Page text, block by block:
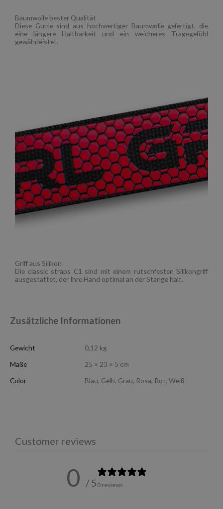
Baumwolle bester Qualität
Diese Gurte sind aus hochwertiger Baumwolle gefertigt, die
eine längere Haltbarkeit und ein weicheres Tragegefühl
gewährleistet.
Griff aus Silikon
Die classic straps C1 sind mit einem rutschfesten Silikongriff
ausgestattet, der Ihre Hand optimal an der Stange hält.
Zusätzliche Informationen
Gewicht
0,12 kg
Maße
25 × 23 × 5 cm
Color
Blau, Gelb, Grau, Rosa, Rot, Weiß
Customer reviews
0 / 5 0 reviews